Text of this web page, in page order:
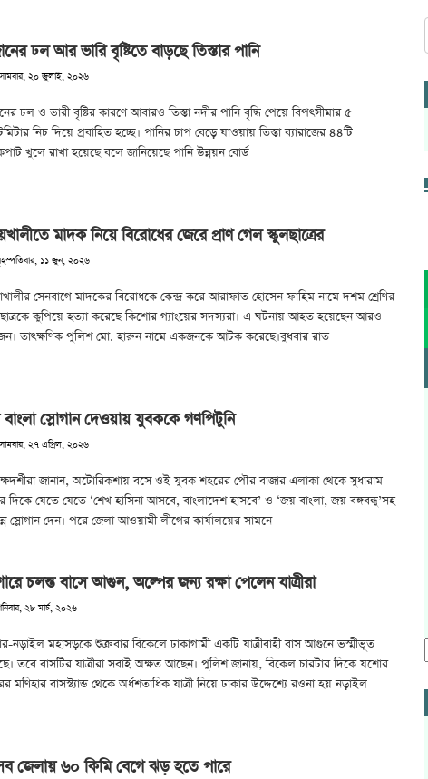
ঢল আর ভারি বৃষ্টিতে বাড়ছে তিস্তার পানি
২০ জুলাই, ২০২৬
ঢল ও ভারী বৃষ্টির কারণে আবারও তিস্তা নদীর পানি বৃদ্ধি পেয়ে বিপৎসীমার ৫
নিচ দিয়ে প্রবাহিত হচ্ছে। পানির চাপ বেড়ে যাওয়ায় তিস্তা ব্যারাজের ৪৪টি
খুলে রাখা হয়েছে বলে জানিয়েছে পানি উন্নয়ন বোর্ড
মাদক নিয়ে বিরোধের জেরে প্রাণ গেল স্কুলছাত্রের
১১ জুন, ২০২৬
সেনবাগে মাদকের বিরোধকে কেন্দ্র করে আরাফাত হোসেন ফাহিম নামে দশম শ্রেণির
কুপিয়ে হত্যা করেছে কিশোর গ্যাংয়ের সদস্যরা। এ ঘটনায় আহত হয়েছেন আরও
তাৎক্ষণিক পুলিশ মো. হারুন নামে একজনকে আটক করেছে।বুধবার রাত
স্লোগান দেওয়ায় যুবককে গণপিটুনি
২৭ এপ্রিল, ২০২৬
জানান, অটোরিকশায় বসে ওই যুবক শহরের পৌর বাজার এলাকা থেকে সুধারাম
দিকে যেতে যেতে ‘শেখ হাসিনা আসবে, বাংলাদেশ হাসবে’ ও ‘জয় বাংলা, জয় বঙ্গবন্ধু’সহ
স্লোগান দেন। পরে জেলা আওয়ামী লীগের কার্যালয়ের সামনে
চলন্ত বাসে আগুন, অল্পের জন্য রক্ষা পেলেন যাত্রীরা
২৮ মার্চ, ২০২৬
নড়াইল মহাসড়কে শুক্রবার বিকেলে ঢাকাগামী একটি যাত্রীবাহী বাস আগুনে ভস্মীভূত
তবে বাসটির যাত্রীরা সবাই অক্ষত আছেন। পুলিশ জানায়, বিকেল চারটার দিকে যশোর
মণিহার বাসস্ট্যান্ড থেকে অর্ধশতাধিক যাত্রী নিয়ে ঢাকার উদ্দেশ্যে রওনা হয় নড়াইল
জেলায় ৬০ কিমি বেগে ঝড় হতে পারে